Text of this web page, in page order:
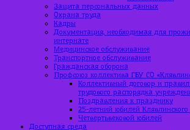
Защита персональных данных
Охрана труда
Кадры
Документация, необходимая для
интернате
Медицинское обслуживание
Транспортное обслуживание
Гражданская оборона
Профсоюз коллектива ГБУ СО
Коллективный договор и
трудового распорядка
Поздравления к празднику
25-летний юбилей
Четвертьвековой юбилей
Доступная среда